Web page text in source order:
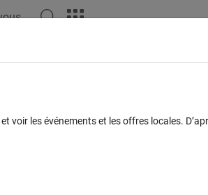
Connectez-vous
voir les événements et les offres locales.